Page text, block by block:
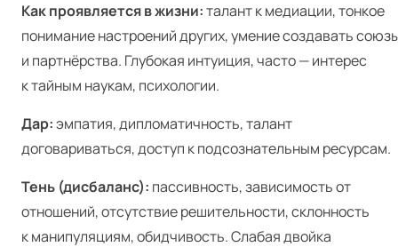
Как проявляется в жизни:талант к медиации, тонкое
понимание настроений других, умение создавать
и партнёрства. Глубокая интуиция, часто — интерес
к тайным наукам, психологии.
Дар:эмпатия, дипломатичность, талант
договариваться, доступ к подсознательным ресурсам.
Тень (дисбаланс): пассивность, зависимость от
отношений, отсутствие решительности, склонность
к манипуляциям, обидчивость. Слабая двойка